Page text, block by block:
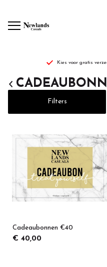
Kies voor gratis
Casuals
Filters
Cadeaubonnen €40
€ 40,00